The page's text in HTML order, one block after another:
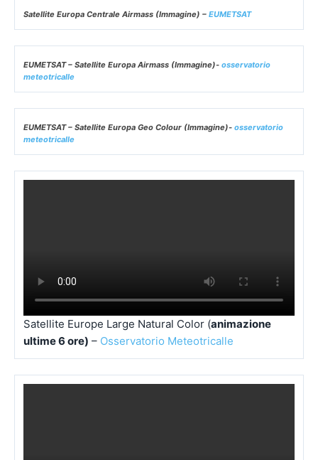
Satellite Europa Centrale Airmass (Immagine) – EUMETSAT
EUMETSAT – Satellite Europa Airmass (Immagine)- osservatorio
meteotricalle
EUMETSAT – Satellite Europa Geo Colour (Immagine)- osservatorio
meteotricalle
Satellite Europe Large Natural Color (animazione
ultime 6 ore) – Osservatorio Meteotricalle